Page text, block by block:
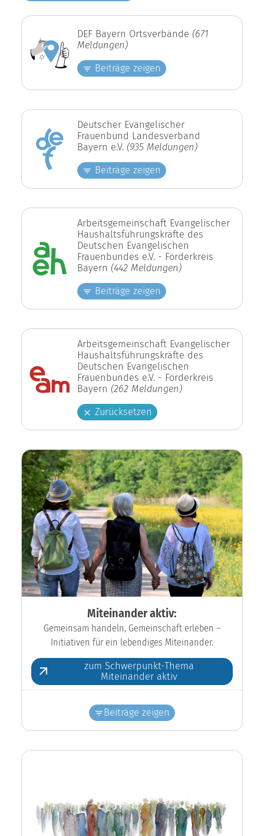
DEF Bayern Ortsverbände (671
Meldungen)
Beiträge zeigen
Deutscher Evangelischer
Frauenbund Landesverband
Bayern e.V. (935 Meldungen)
Beiträge zeigen
Arbeitsgemeinschaft Evangelischer
Haushaltsführungskräfte des
Deutschen Evangelischen
Frauenbundes e.V. - Förderkreis
Bayern (442 Meldungen)
Beiträge zeigen
Arbeitsgemeinschaft Evangelischer
Haushaltsführungskräfte des
Deutschen Evangelischen
Frauenbundes e.V. - Förderkreis
Bayern (262 Meldungen)
Zurücksetzen
Miteinander aktiv:
Gemeinsam handeln, Gemeinschaft erleben –
Initiativen für ein lebendiges Miteinander.
zum Schwerpunkt-Thema
Miteinander aktiv
Beiträge zeigen